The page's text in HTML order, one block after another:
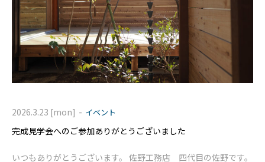
完成見学会へのご参加ありがとうございました
2026.3.23 [mon] - イベント
いつもありがとうございます。 佐野工務店 四代目の佐野です。